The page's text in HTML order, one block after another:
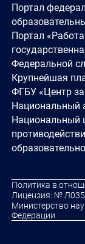
Портал
Портал
Федеральной
Крупнейшая
ФГБУ «Центр
Национальный
Национальный
Политика в
Лицензия: №
Министерство
Федерации